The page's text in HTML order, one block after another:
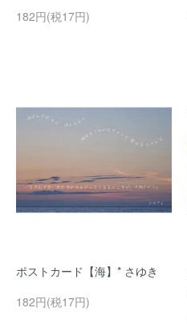
182円(税17円)
ポストカード【海】* さゆき
182円(税17円)